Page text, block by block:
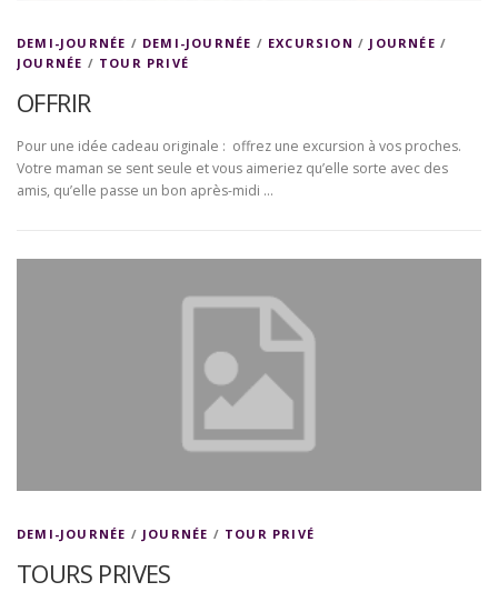
DEMI-JOURNÉE / DEMI-JOURNÉE / EXCURSION / JOURNÉE /
JOURNÉE / TOUR PRIVÉ
OFFRIR
Pour une idée cadeau originale : offrez une excursion à vos proches.
Votre maman se sent seule et vous aimeriez qu’elle sorte avec des
amis, qu’elle passe un bon après-midi …
DEMI-JOURNÉE / JOURNÉE / TOUR PRIVÉ
TOURS PRIVES